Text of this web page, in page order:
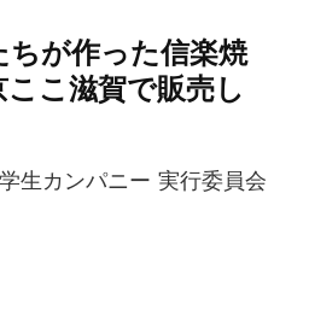
が作った信楽焼
こ滋賀で販売し
生カンパニー 実行委員会